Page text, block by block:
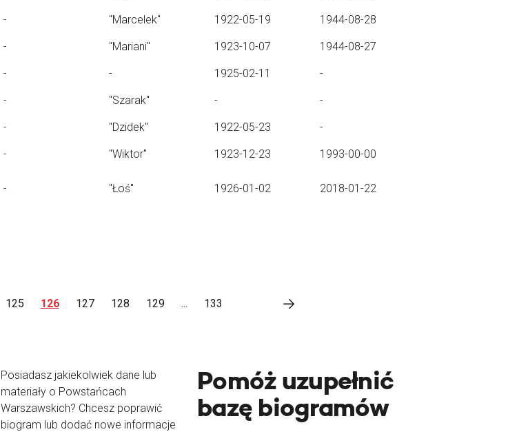
- "Marcelek" 1922-05-19 1944-08-28
- "Mariani" 1923-10-07 1944-08-27
- - 1925-02-11 -
- "Szarak" - -
- "Dzidek" 1922-05-23 -
- "Wiktor" 1923-12-23
1993-00-00
- "Łoś" 1926-01-02 2018-01-22
125 126 127 128 129 ... 133
Posiadasz jakiekolwiek dane lub
materiały o Powstańcach
Warszawskich? Chcesz poprawić
biogram lub dodać nowe informacje
Pomóż uzupełnić
bazę biogramów